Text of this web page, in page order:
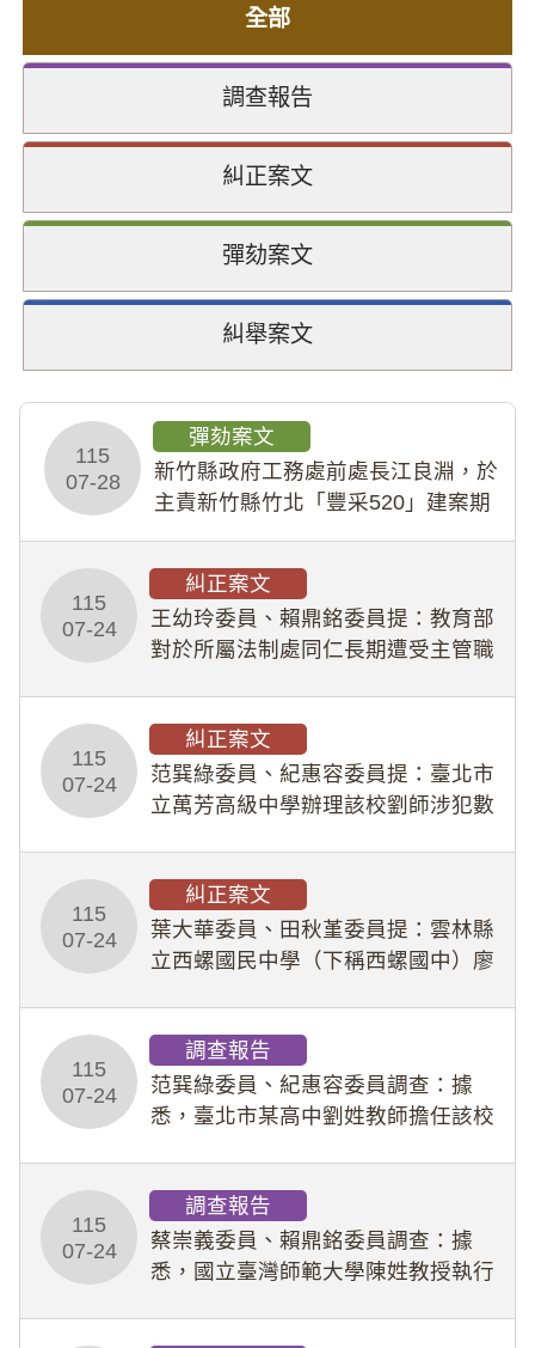
全部
調查報告
糾正案文
彈劾案文
糾舉案文
115
07-28
彈劾案文
新竹縣政府工務處前處長江良淵，於
主責新竹縣竹北「豐采520」建案期
幣1,483萬餘元，並長期收受建商餽
贈；復罔顧公共安全，圖利默許建商
於停工期間
115
07-24
糾正案文
王幼玲委員、賴鼎銘委員提：教育部
對於所屬法制處同仁長期遭受主管職
人員保障法」及「職業安全衛生法」
所定維護公務人員
115
07-24
糾正案文
范巽綠委員、紀惠容委員提：臺北市
立萬芳高級中學辦理該校劉師涉犯數
業把關與糾錯功能，不僅首份調查報
告漏未審酌師生不
115
07-24
糾正案文
葉大華委員、田秋堇委員提：雲林縣
立西螺國民中學（下稱西螺國中）廖
教羽球隊學生等行為，歷經該校校園
事件處理會議（下
115
07-24
調查報告
范巽綠委員、紀惠容委員調查：據
悉，臺北市某高中劉姓教師擔任該校
行拍攝特定樣態性影像並以手機傳送
劉師。該生因畏懼成
115
07-24
調查報告
蔡崇義委員、賴鼎銘委員調查：據
悉，國立臺灣師範大學陳姓教授執行